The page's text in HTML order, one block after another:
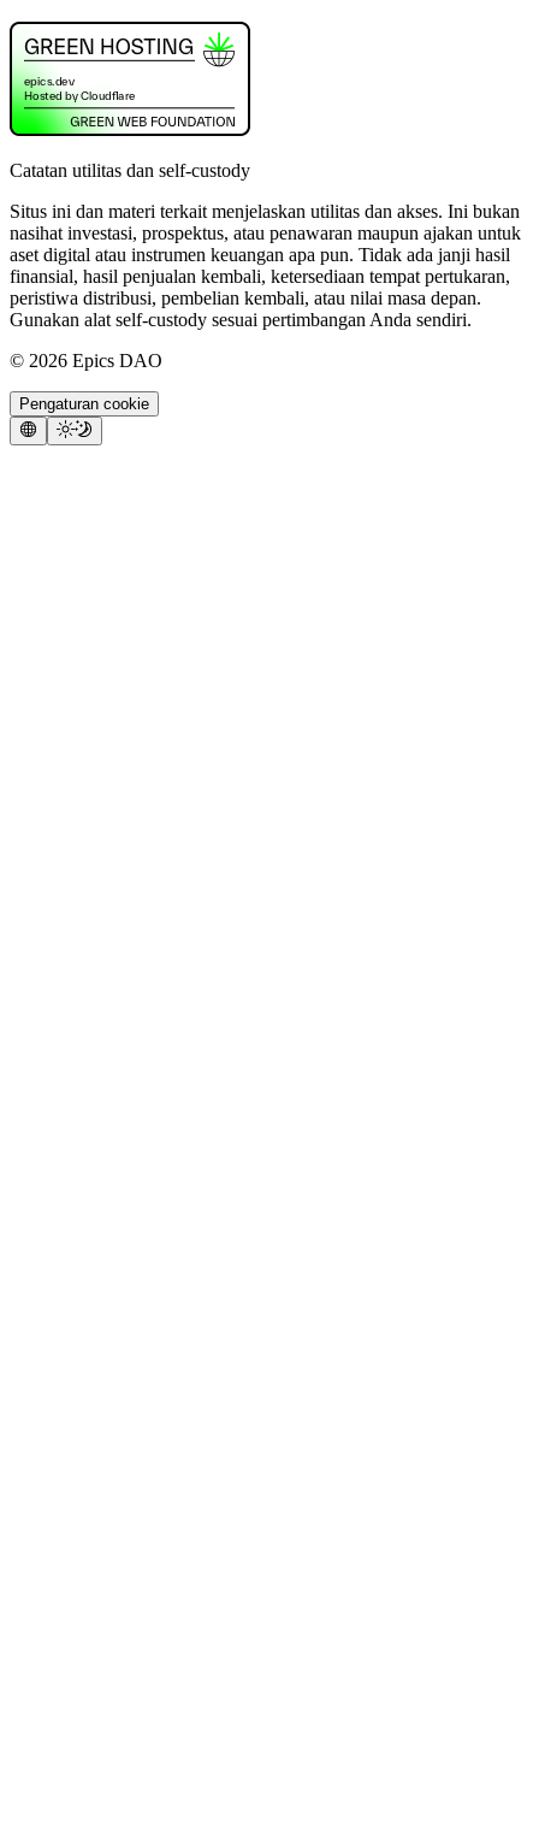
Catatan utilitas dan self-custody
Situs ini dan materi terkait menjelaskan utilitas dan akses. Ini bukan
nasihat investasi, prospektus, atau penawaran maupun ajakan untuk
aset digital atau instrumen keuangan apa pun. Tidak ada janji hasil
finansial, hasil penjualan kembali, ketersediaan tempat pertukaran,
peristiwa distribusi, pembelian kembali, atau nilai masa depan.
Gunakan alat self-custody sesuai pertimbangan Anda sendiri.
© 2026 Epics DAO
Pengaturan cookie